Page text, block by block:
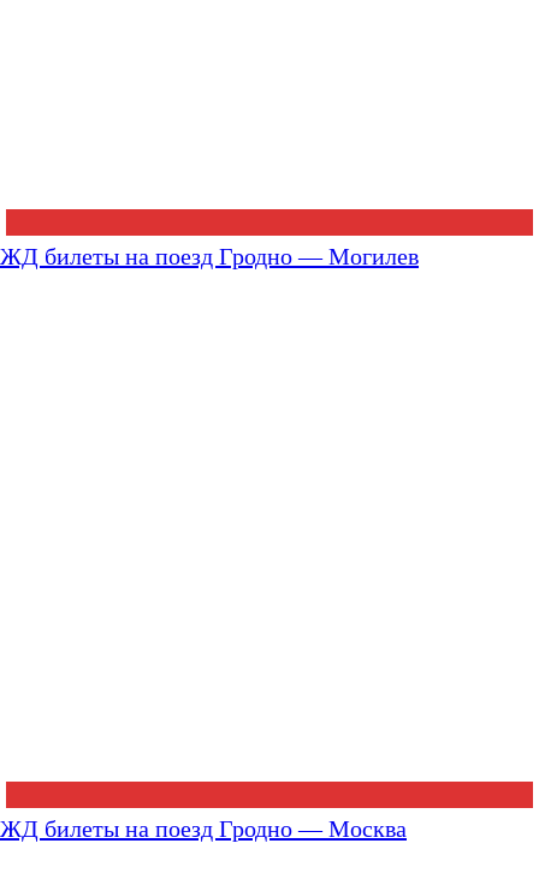
ЖД билеты на поезд Гродно — Могилев
ЖД билеты на поезд Гродно — Москва